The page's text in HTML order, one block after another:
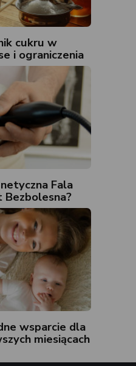
cukru w
i ograniczenia
Fala
Bezbolesna?
wsparcie dla
miesiącach